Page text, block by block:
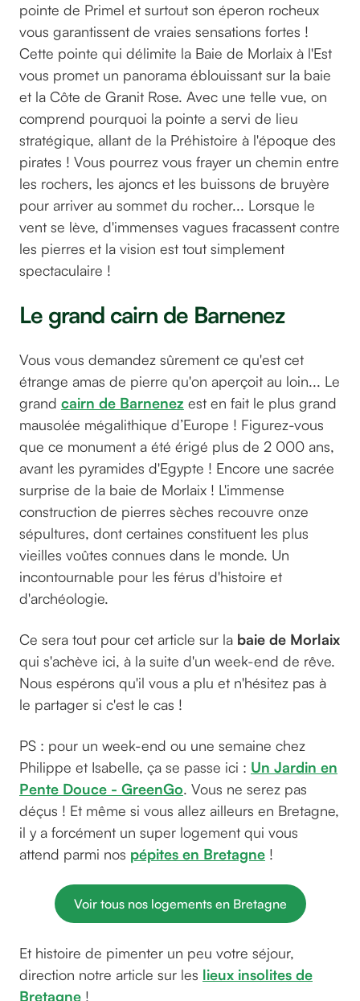
pointe de Primel et surtout son éperon rocheux
vous garantissent de vraies sensations fortes !
Cette pointe qui délimite la Baie de Morlaix à l'Est
vous promet un panorama éblouissant sur la baie
et la Côte de Granit Rose. Avec une telle vue, on
comprend pourquoi la pointe a servi de lieu
stratégique, allant de la Préhistoire à l'époque des
pirates ! Vous pourrez vous frayer un chemin entre
les rochers, les ajoncs et les buissons de bruyère
pour arriver au sommet du rocher... Lorsque le
vent se lève, d'immenses vagues fracassent contre
les pierres et la vision est tout simplement
spectaculaire !
Le grand cairn de Barnenez
Vous vous demandez sûrement ce qu'est cet
étrange amas de pierre qu'on aperçoit au loin... Le
grand cairn de Barnenez est en fait le plus grand
mausolée mégalithique d’Europe ! Figurez-vous
que ce monument a été érigé plus de 2 000 ans,
avant les pyramides d'Egypte ! Encore une sacrée
surprise de la baie de Morlaix ! L'immense
construction de pierres sèches recouvre onze
sépultures, dont certaines constituent les plus
vieilles voûtes connues dans le monde. Un
incontournable pour les férus d'histoire et
d'archéologie.
Ce sera tout pour cet article sur la baie de Morlaix
qui s'achève ici, à la suite d'un week-end de rêve.
Nous espérons qu'il vous a plu et n'hésitez pas à
le partager si c'est le cas !
PS : pour un week-end ou une semaine chez
Philippe et Isabelle, ça se passe ici : Un Jardin en
Pente Douce - GreenGo. Vous ne serez pas
déçus ! Et même si vous allez ailleurs en Bretagne,
il y a forcément un super logement qui vous
attend parmi nos pépites en Bretagne !
Voir tous nos logements en Bretagne
Et histoire de pimenter un peu votre séjour,
direction notre article sur les lieux insolites de
Bretagne !